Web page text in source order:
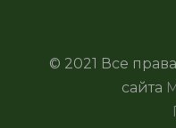
© 2021 Все
сайта